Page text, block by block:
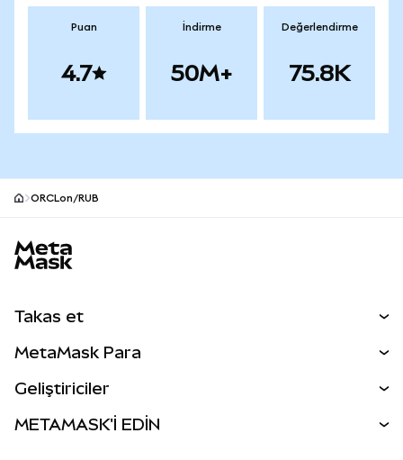
Puan
4.7
İndirme
50M+
Değerlendirme
75.8K
ORCLon/RUB
Takas et
Perps
RWA'lar
MetaMask Para
Geliştiriciler
METAMASK'İ EDİN